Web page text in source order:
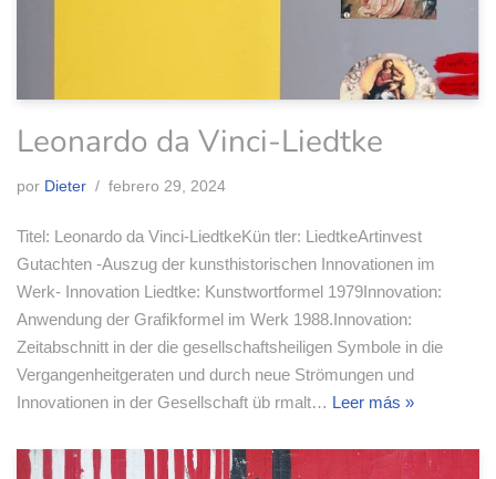
Leonardo da Vinci-Liedtke
por Dieter febrero 29, 2024
Titel: Leonardo da Vinci-LiedtkeKün tler: LiedtkeArtinvest
Gutachten -Auszug der kunsthistorischen Innovationen im
Werk- Innovation Liedtke: Kunstwortformel 1979Innovation:
Anwendung der Grafikformel im Werk 1988.Innovation:
Zeitabschnitt in der die gesellschaftsheiligen Symbole in die
Vergangenheitgeraten und durch neue Strömungen und
Innovationen in der Gesellschaft üb rmalt… Leer más »